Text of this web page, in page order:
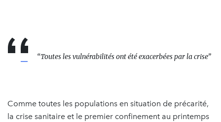
“Toutes les vulnérabilités ont été exacerbées par la crise”
Comme toutes les populations en situation de précarité,
la crise sanitaire et le premier confinement au printemps